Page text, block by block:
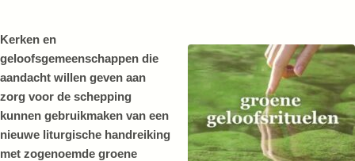
Kerken en
geloofsgemeenschappen die
aandacht willen geven aan
zorg voor de schepping
kunnen gebruikmaken van een
nieuwe liturgische handreiking
met zogenoemde groene